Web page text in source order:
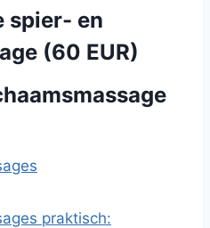
spier- en
(60 EUR)
praktisch: